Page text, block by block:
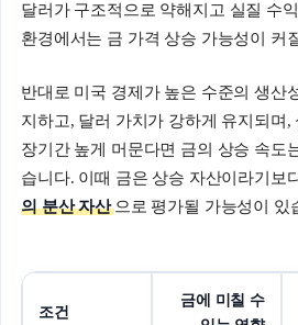
달러가 구조적으로 약해지고 실질 수
환경에서는 금 가격 상승 가능성이 커
반대로 미국 경제가 높은 수준의 생산
지하고, 달러 가치가 강하게 유지되며,
장기간 높게 머문다면 금의 상승 속도
습니다. 이때 금은 상승 자산이라기보
의 분산 자산으로 평가될 가능성이 있
조건
금에 미칠 수